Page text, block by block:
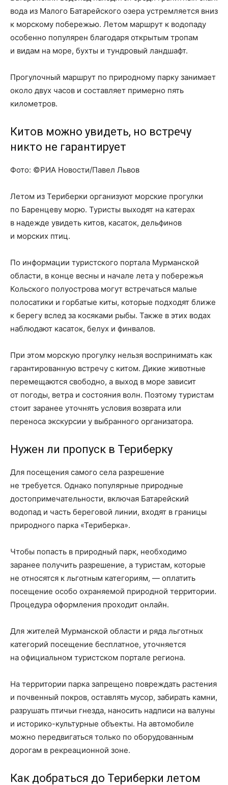
вода из Малого Батарейского озера устремляется вниз
к морскому побережью. Летом маршрут к водопаду
особенно популярен благодаря открытым тропам
и видам на море, бухты и тундровый ландшафт.
Прогулочный маршрут по природному парку занимает
около двух часов и составляет примерно пять
километров.
Китов можно увидеть, но встречу
никто не гарантирует
Фото: ©РИА Новости/Павел Львов
Летом из Териберки организуют морские прогулки
по Баренцеву морю. Туристы выходят на катерах
в надежде увидеть китов, касаток, дельфинов
и морских птиц.
По информации туристского портала Мурманской
области, в конце весны и начале лета у побережья
Кольского полуострова могут встречаться малые
полосатики и горбатые киты, которые подходят ближе
к берегу вслед за косяками рыбы. Также в этих водах
наблюдают касаток, белух и финвалов.
При этом морскую прогулку нельзя воспринимать как
гарантированную встречу с китом. Дикие животные
перемещаются свободно, а выход в море зависит
от погоды, ветра и состояния волн. Поэтому туристам
стоит заранее уточнять условия возврата или
переноса экскурсии у выбранного организатора.
Нужен ли пропуск в Териберку
Для посещения самого села разрешение
не требуется. Однако популярные природные
достопримечательности, включая Батарейский
водопад и часть береговой линии, входят в границы
природного парка «Териберка».
Чтобы попасть в природный парк, необходимо
заранее получить разрешение, а туристам, которые
не относятся к льготным категориям, — оплатить
посещение особо охраняемой природной территории.
Процедура оформления проходит онлайн.
Для жителей Мурманской области и ряда льготных
категорий посещение бесплатное, уточняется
на официальном туристском портале региона.
На территории парка запрещено повреждать растения
и почвенный покров, оставлять мусор, забирать камни,
разрушать птичьи гнезда, наносить надписи на валуны
и историко-культурные объекты. На автомобиле
можно передвигаться только по оборудованным
дорогам в рекреационной зоне.
Как добраться до Териберки летом